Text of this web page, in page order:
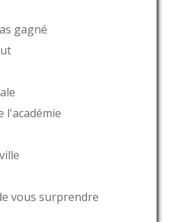
gagné
l'académie
vous surprendre